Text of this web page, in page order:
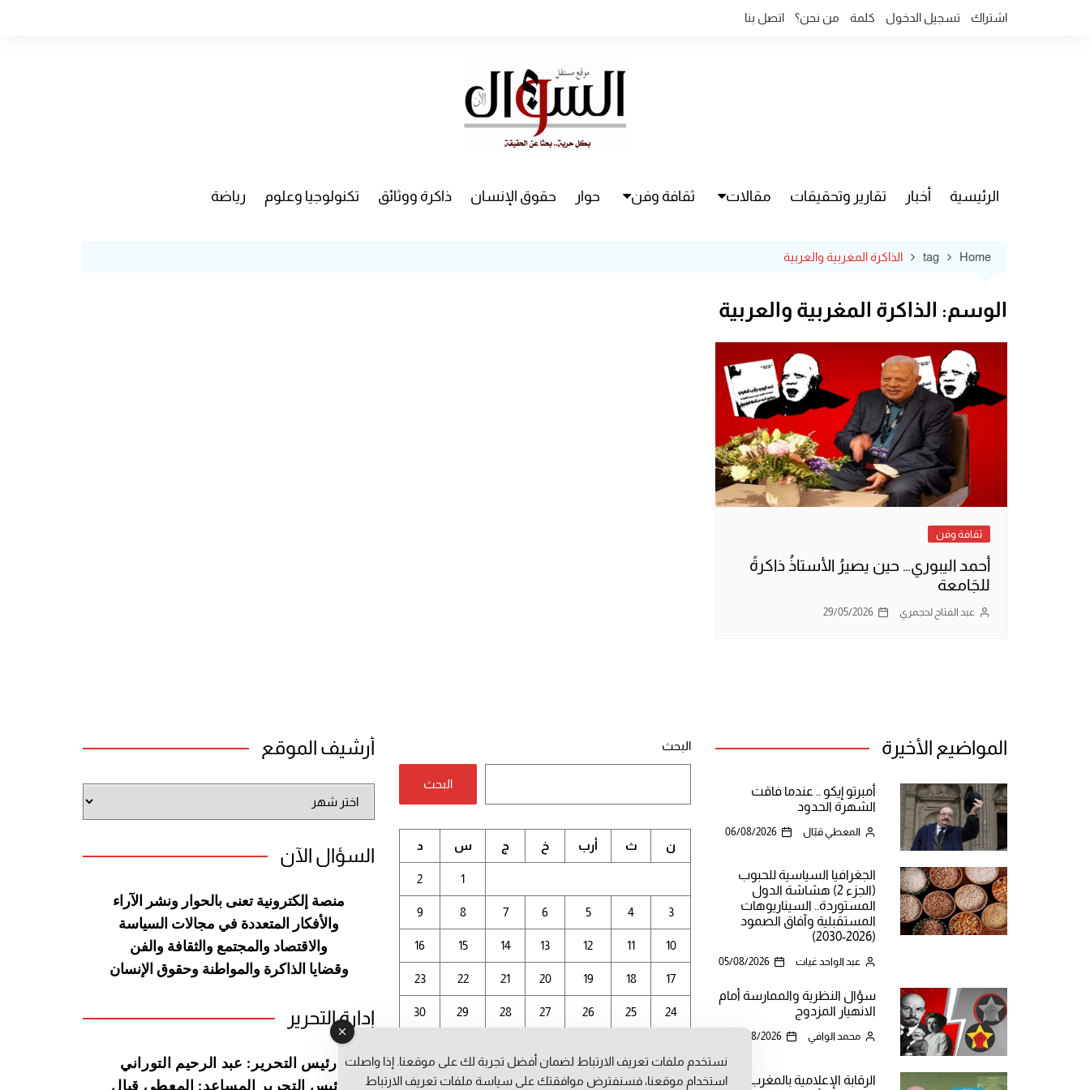
اشتراك تسجيل الدخول كلمة من نحن؟ اتصل بنا
الرئيسية أخبار تقارير وتحقيقات مقالات ثقافة وفن حوار حقوق الإنسان ذاكرة ووثائق تكنولوجيا وعلوم رياضة
Home
tag الذاكرة المغربية والعربية
الوسم: الذاكرة المغربية والعربية
ثقافة وفن
أحمد اليبوري… حين يصيرُ الأستاذُ ذاكرةً
للجَامعة
عبد الفتاح لحجمري 29/05/2026
المواضيع الأخيرة
أمبرتو إيكو .. عندما فاقت
الشهرة الحدود
المعطي قبّال 06/08/2026
الجغرافيا السياسية للحبوب
(الجزء 2) هشاشة الدول
المستوردة.. السيناريوهات
المستقبلية وآفاق الصمود
(2026-2030)
عبد الواحد غيات 05/08/2026
سؤال النظرية والممارسة أمام
الانهيار المزدوج
محمد الوافي 05/08/2026
الرقابة الإعلامية بالمغرب
البحث
البحث
أغسطس 2026
ن ث أرب خ ج س د
1
2
3
4
5
6
7
8
9
10
11
12
13
14
15
16
17
18
19
20
21
22
23
24
25
26
27
28
29
30
أرشيف الموقع
الموقع
السؤال الآن
منصة إلكترونية تعنى بالحوار ونشر
الآراء
والأفكار المتعددة في مجالات السياسة
والاقتصاد والمجتمع والثقافة والفن
وقضايا الذاكرة والمواطنة وحقوق الإنسان
إدارة التحرير
رئيس التحرير: عبد الرحيم التوراني
رئيس التحرير المساعد: المعطي قبال
نستخدم ملفات تعريف الارتباط لضمان أفضل تجربة لك على موقعنا. إذا واصلت
استخدام موقعنا، فسنفترض موافقتك على سياسة ملفات تعريف الارتباط